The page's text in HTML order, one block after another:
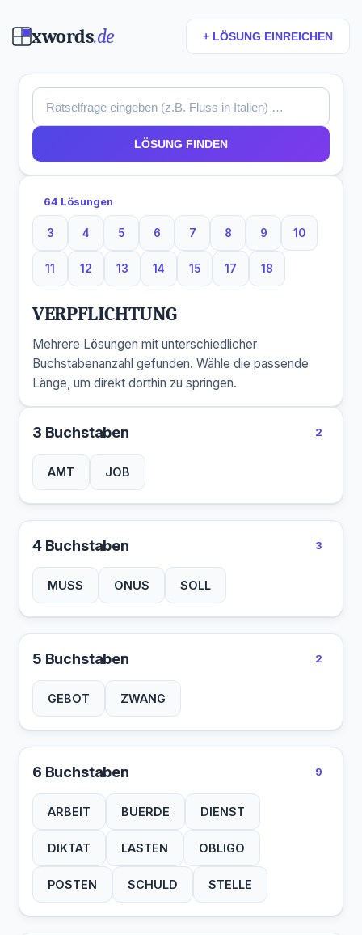
xwords.de + LÖSUNG EINREICHEN
LÖSUNG FINDEN
64 Lösungen
3
3 Buchstaben
4
4 Buchstaben
5
5 Buchstaben
6
6 Buchstaben
7
7 Buchstaben
8
8 Buchstaben
9
9 Buchstaben
10
10
11
11 Buchstaben
12
12 Buchstaben
13
13 Buchstaben
14
14 Buchstaben
15
15 Buchstaben
17
17 Buchstaben
18
18 Buchstaben
VERPFLICHTUNG
Mehrere Lösungen mit unterschiedlicher
Buchstabenanzahl gefunden. Wähle die passende
Länge, um direkt dorthin zu springen.
3 Buchstaben 2
AMT JOB
4 Buchstaben 3
MUSS ONUS SOLL
5 Buchstaben 2
GEBOT ZWANG
6 Buchstaben 9
ARBEIT BUERDE DIENST
DIKTAT LASTEN OBLIGO
POSTEN SCHULD STELLE